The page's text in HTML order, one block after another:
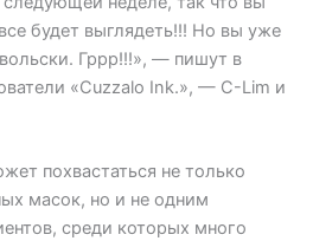
будет выглядеть!!! Но вы уже
Гррр!!!», — пишут в
«Cuzzalo Ink.», — C-Lim и
похвастаться не только
масок, но и не одним
среди которых много